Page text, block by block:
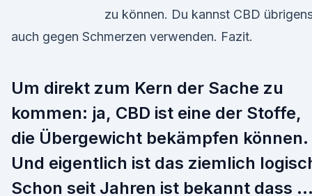
zu können. Du kannst CBD
auch gegen Schmerzen verwenden. Fazit.
Um direkt zum Kern der Sache zu
kommen: ja, CBD ist eine der Stoffe,
die Übergewicht bekämpfen können.
Und eigentlich ist das ziemlich
Schon seit Jahren ist bekannt dass …